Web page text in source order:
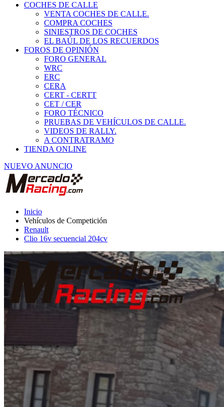
COCHES DE CALLE
VENTA COCHES DE CALLE.
COMPRA COCHES
SINIESTROS DE COCHES
EL BAÚL DE LOS RECUERDOS
FOROS DE OPINIÓN
FORO GENERAL
WRC
ERC
CERA
CERT - CERTT
CET / CER
FORO TÉCNICO
PRUEBAS DE VEHÍCULOS DE CALLE.
VIDEOS DE RALLY.
A CONTRATRAMO
TIENDA ONLINE
NUEVO ANUNCIO
Inicio
Vehículos de Competición
Renault
Clio 16v secuencial 204cv